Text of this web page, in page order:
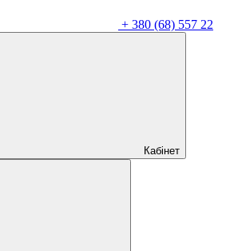
+ 380 (68) 557 22
Кабінет